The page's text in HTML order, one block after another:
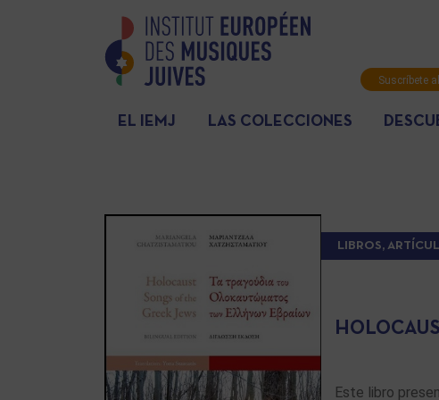
Suscríbete
EL IEMJ LAS COLECCIONES
LIBROS,
Este libro